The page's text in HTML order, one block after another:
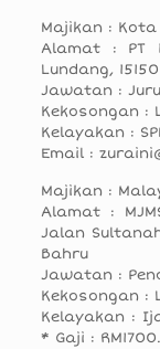
Majikan :
Alamat : PT
Lundang,
Jawatan :
Kekosongan :
Kelayakan :
Email :
Majikan :
Alamat :
Jalan
Bahru
Jawatan :
Kekosongan :
Kelayakan :
* Gaji :